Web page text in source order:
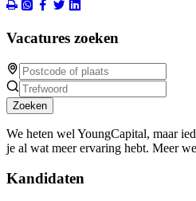
Vacatures zoeken
Zoeken
We heten wel YoungCapital, maar
je al wat meer ervaring hebt. Meer
Kandidaten